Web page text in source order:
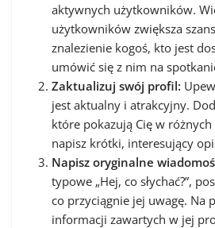
aktywnych użytkowników.
użytkowników zwiększa
znalezienie kogoś, kto jest
umówić się z nim na
Zaktualizuj swój profil:
jest aktualny i atrakcyjny.
które pokazują Cię w
napisz krótki, interesujący
Napisz oryginalne
typowe „Hej, co słychać?”,
co przyciągnie jej uwagę. Na
informacji zawartych w jej